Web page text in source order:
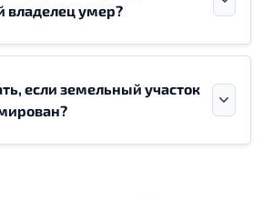
владелец умер?
если земельный участок